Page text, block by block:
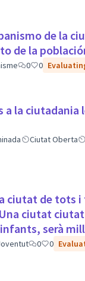
de la
de la
0 0
a la ciutadania
Ciutat Oberta
ciutat de tots
ciutat
serà
0 0